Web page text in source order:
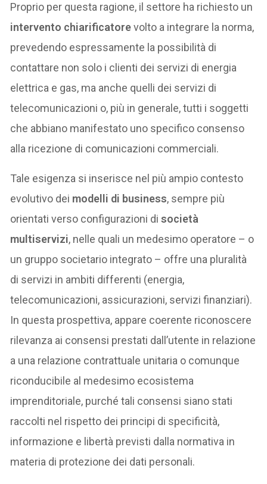
Proprio per questa ragione, il settore ha richiesto un
intervento chiarificatorevolto a integrare la norma,
prevedendo espressamente la possibilità di
contattare non solo i clienti dei servizi di energia
elettrica e gas, ma anche quelli dei servizi di
telecomunicazioni o, più in generale, tutti i soggetti
che abbiano manifestato uno specifico consenso
alla ricezione di comunicazioni commerciali.
Tale esigenza si inserisce nel più ampio contesto
evolutivo dei modelli di business, sempre più
orientati verso configurazioni disocietà
multiservizi, nelle quali un medesimo operatore – o
un gruppo societario integrato – offre una pluralità
di servizi in ambiti differenti (energia,
telecomunicazioni, assicurazioni, servizi finanziari).
In questa prospettiva, appare coerente riconoscere
rilevanza ai consensi prestati dall’utente in relazione
a una relazione contrattuale unitaria o comunque
riconducibile al medesimo ecosistema
imprenditoriale, purché tali consensi siano stati
raccolti nel rispetto dei principi di specificità,
informazione e libertà previsti dalla normativa in
materia di protezione dei dati personali.